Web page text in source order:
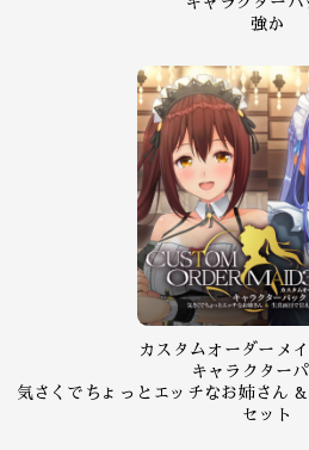
強か
カスタムオーダーメ
キャラクター
気さくでちょっとエッチなお姉さん
セット